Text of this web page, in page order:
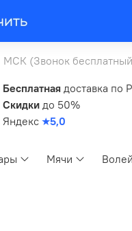
(Звонок
Бесплатная доставка по
Скидки до 50%
Яндекс ★5,0
Мячи